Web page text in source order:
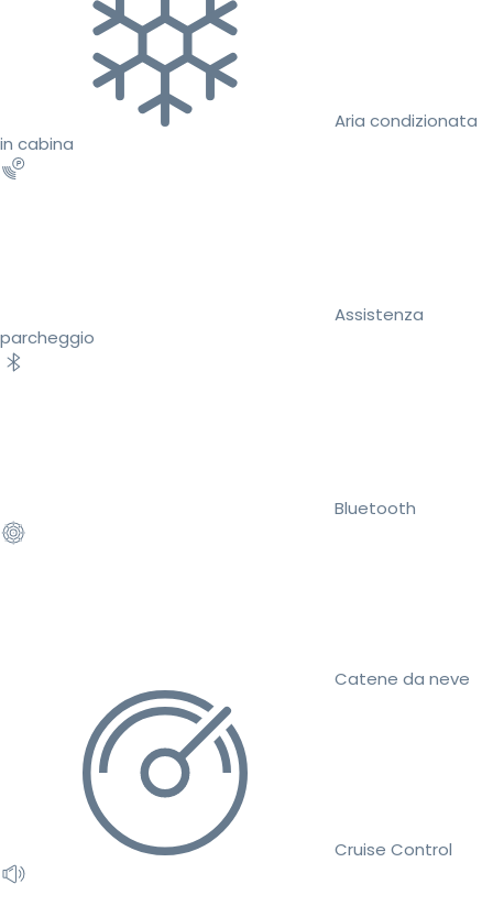
Aria condizionata
in cabina
Assistenza
parcheggio
Bluetooth
Catene da neve
Cruise Control